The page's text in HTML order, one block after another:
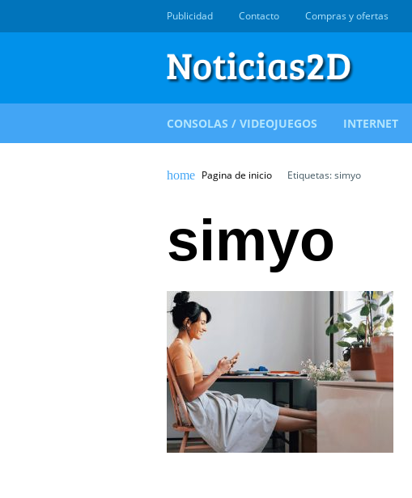
Publicidad Contacto Compras y ofertas
CONSOLAS / VIDEOJUEGOS INTERNET
Pagina de inicio Etiquetas: simyo
simyo